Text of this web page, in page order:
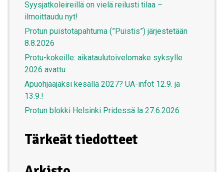
Syysjatkoleireillä on vielä reilusti tilaa –
ilmoittaudu nyt!
Protun puistotapahtuma (”Puistis”) järjestetään
8.8.2026
Protu-kokeille: aikataulutoivelomake syksylle
2026 avattu
Apuohjaajaksi kesällä 2027? UA-infot 12.9. ja
13.9.!
Protun blokki Helsinki Pridessä la 27.6.2026
Tärkeät tiedotteet